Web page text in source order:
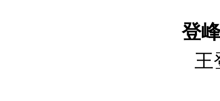
登
王